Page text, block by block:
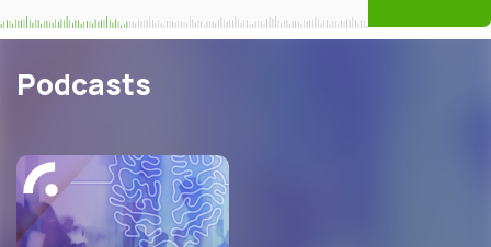
Podcasts